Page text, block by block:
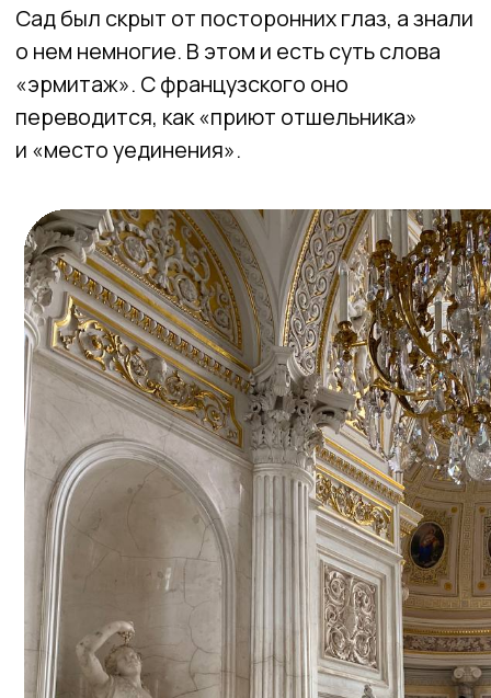
Они привлекли правительницу настолько,
что вскоре Джакомо Кваренги было
поручено отправляться в Италию. Задача
была скопировать (с разрешения, конечно
перенести в Петербург.